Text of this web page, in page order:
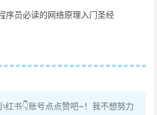
序员必读的网络原理入门圣经
红书👇账号点点赞吧~！我不想努力